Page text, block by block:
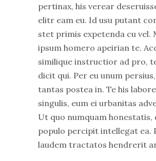
pertinax, his verear
elitr eam eu. Id usu putant
stet primis expetenda cu vel.
ipsum homero apeirian te.
similique instructior ad pro,
dicit qui. Per eu unum
tantas postea in. Te his
singulis, eum ei urbanitas
Ut quo numquam honestatis,
populo percipit intellegat ea.
laudem tractatos hendrerit